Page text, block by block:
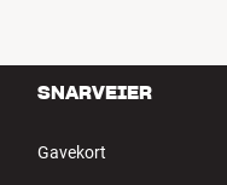
SNARVEIER
Gavekort